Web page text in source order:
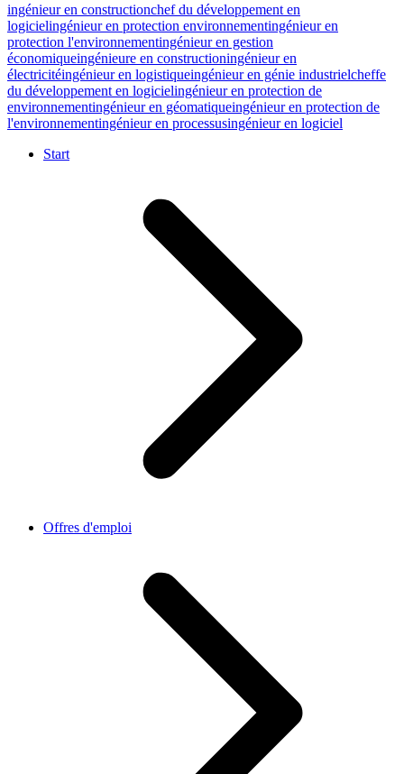
ingénieur en constructionchef du développement en
logicielingénieur en protection environnementingénieur en
protection l'environnementingénieur en gestion
économiqueingénieure en constructioningénieur en
électricitéingénieur en logistiqueingénieur en génie industrielcheffe
du développement en logicielingénieur en protection de
environnementingénieur en géomatiqueingénieur en protection de
l'environnementingénieur en processusingénieur en logiciel
Start
Offres d'emploi